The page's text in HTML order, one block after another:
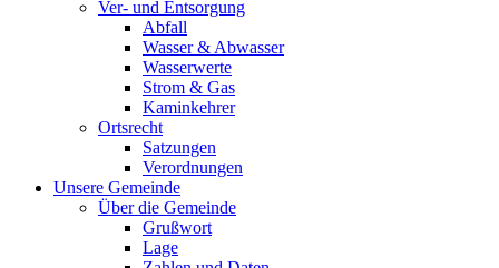
Ver- und Entsorgung
Abfall
Wasser & Abwasser
Wasserwerte
Strom & Gas
Kaminkehrer
Ortsrecht
Satzungen
Verordnungen
Unsere Gemeinde
Über die Gemeinde
Grußwort
Lage